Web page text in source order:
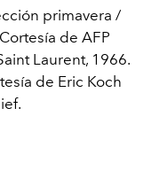
primavera /
de AFP
Laurent, 1966.
de Eric Koch